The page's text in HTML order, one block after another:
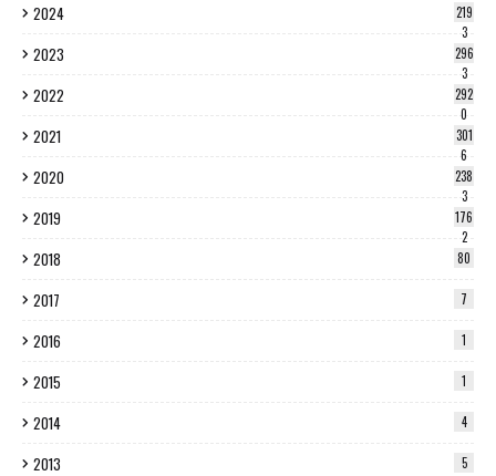
2024
219
3
2023
296
3
2022
292
0
2021
301
6
2020
238
3
2019
176
2
2018 80
2017 7
2016 1
2015 1
2014 4
2013 5